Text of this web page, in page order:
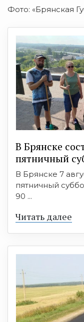
Фото: «Брянская
В Брянске
пятничный
В Брянске 7
пятничный
90 ...
Читать далее